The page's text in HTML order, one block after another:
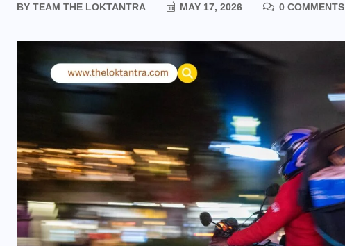
BY TEAM THE LOKTANTRA MAY 17, 2026 0 COMMENTS